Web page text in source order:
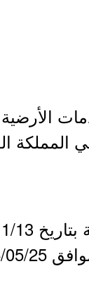
الأرضية
المملكة